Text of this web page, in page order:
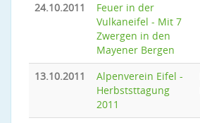
24.10.2011
Feuer in der
Vulkaneifel - Mit 7
Zwergen in den
Mayener Bergen
13.10.2011
Alpenverein Eifel -
Herbststtagung
2011